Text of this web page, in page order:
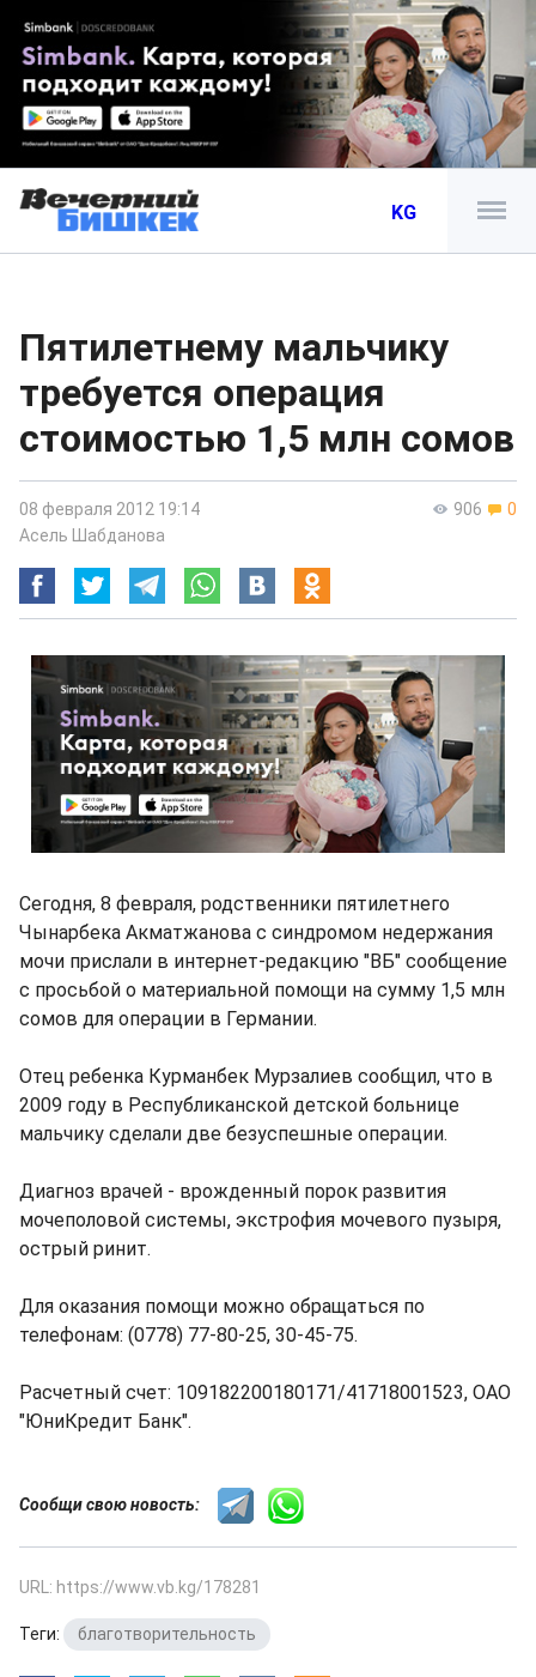
KG
Пятилетнему мальчику
требуется операция
стоимостью 1,5 млн сомов
906 0
08 февраля 2012 19:14
Асель Шабданова
Сегодня, 8 февраля, родственники пятилетнего
Чынарбека Акматжанова с синдромом недержания
мочи прислали в интернет-редакцию "ВБ" сообщение
с просьбой о материальной помощи на сумму 1,5 млн
сомов для операции в Германии.
Отец ребенка Курманбек Мурзалиев сообщил, что в
2009 году в Республиканской детской больнице
мальчику сделали две безуспешные операции.
Диагноз врачей - врожденный порок развития
мочеполовой системы, экстрофия мочевого пузыря,
острый ринит.
Для оказания помощи можно обращаться по
телефонам: (0778) 77-80-25, 30-45-75.
Расчетный счет: 109182200180171/41718001523, ОАО
"ЮниКредит Банк".
Сообщи свою новость:
URL: https://www.vb.kg/178281
Теги: благотворительность